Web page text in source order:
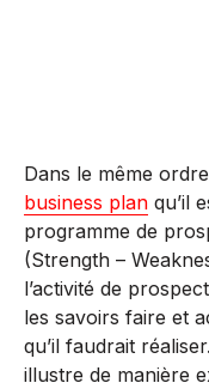
Dans le même
business plan qu’il
programme de
(Strength –
l’activité de
les savoirs faire et
qu’il faudrait
illustre de manière